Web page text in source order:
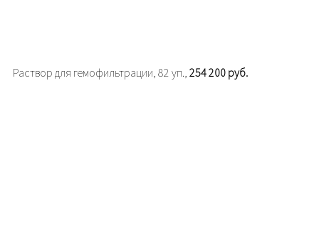
Раствор для гемофильтрации, 82 уп., 254 200 руб.